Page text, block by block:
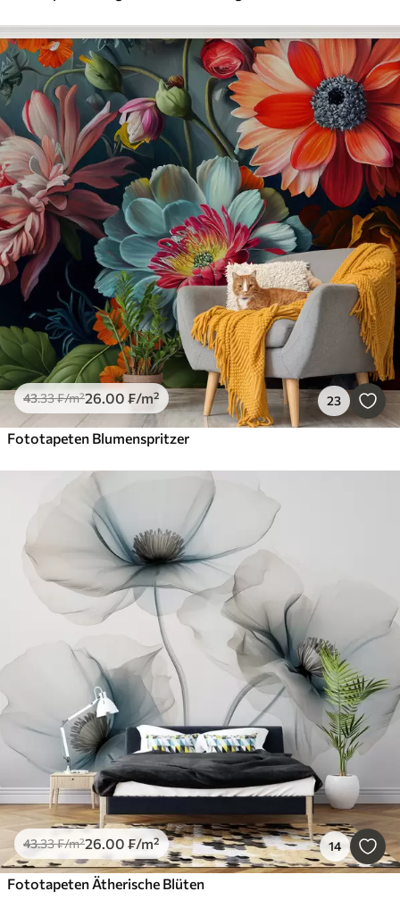
43.33₣/m²26.00 ₣/m² 23
Fototapeten Blumenspritzer
43.33₣/m²26.00 ₣/m² 14
Fototapeten Ätherische Blüten